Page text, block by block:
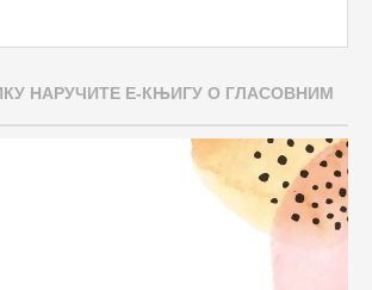
НАРУЧИТЕ Е-КЊИГУ О ГЛАСОВНИМ